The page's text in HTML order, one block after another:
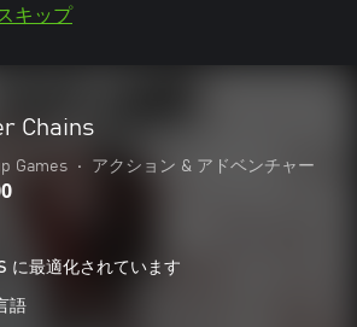
キップ
Chains
Games • アクション & アドベンチャー
に最適化されています
語